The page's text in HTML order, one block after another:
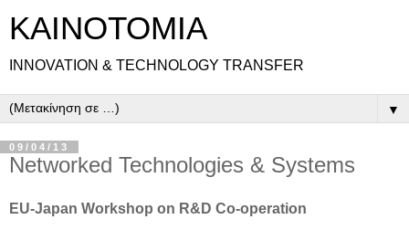
ΚΑΙΝΟΤΟΜΙΑ
INNOVATION & TECHNOLOGY TRANSFER
▼
09/04/13
Networked Technologies & Systems
EU-Japan Workshop on R&D Co-operation